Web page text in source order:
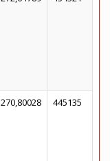
270,80028 445135